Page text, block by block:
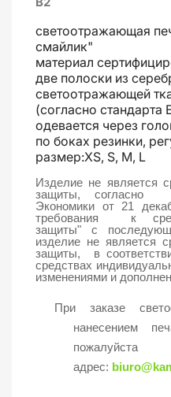
светоотражающая
смайлик"
материал
две полоски из
светоотражающей
(согласно стандарта
одевается через
по боках резинки,
размер:XS, S, M, L
Изделие не является
защиты, согласно
Экономики от 21
требования к
защиты" с
изделие не является
защиты, в
средствах
изменениями и
При заказе
нанесением
адрес: